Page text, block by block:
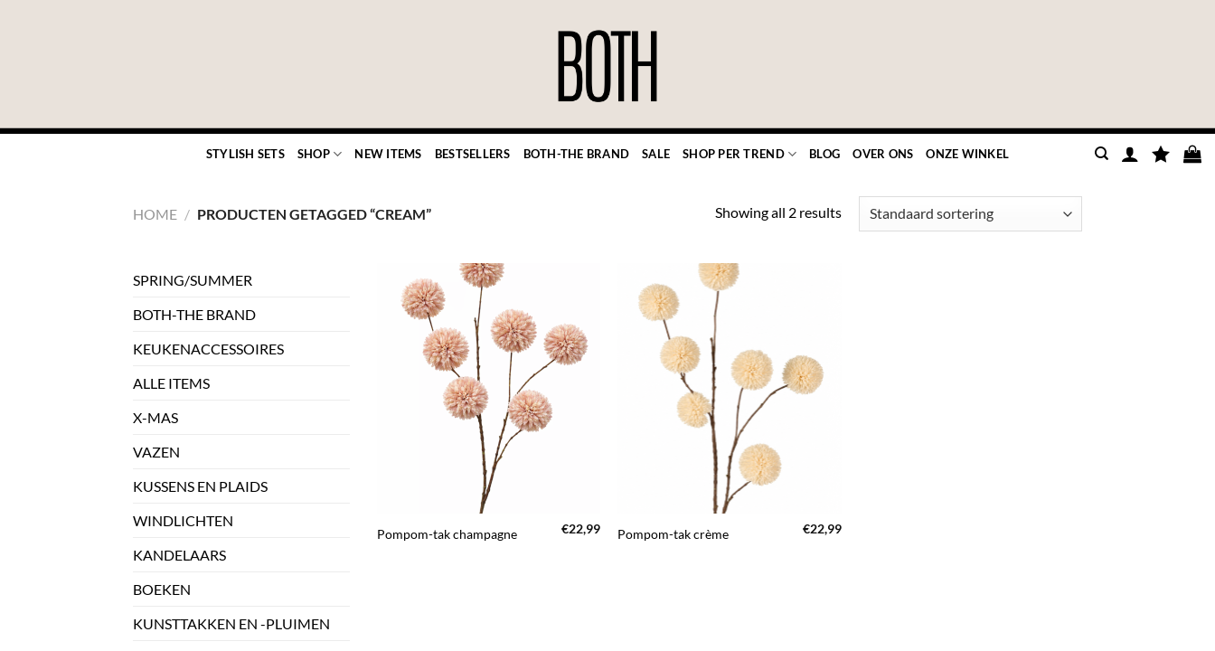
STYLISH SETS SHOP NEW ITEMS BESTSELLERS BOTH-THE BRAND SALE SHOP PER TREND BLOG OVER ONS ONZE WINKEL
HOME / PRODUCTEN GETAGGED “CREAM” Showing all 2 results
SPRING/SUMMER
BOTH-THE BRAND
KEUKENACCESSOIRES
ALLE ITEMS
X-MAS
VAZEN
KUSSENS EN PLAIDS
WINDLICHTEN
KANDELAARS
BOEKEN
KUNSTTAKKEN EN -PLUIMEN
TOEVOEGEN
AAN JOUW
FAVORIETEN
Pompom-tak champagne €22,99
AAN JOUW
FAVORIETEN
Pompom-tak crème €22,99